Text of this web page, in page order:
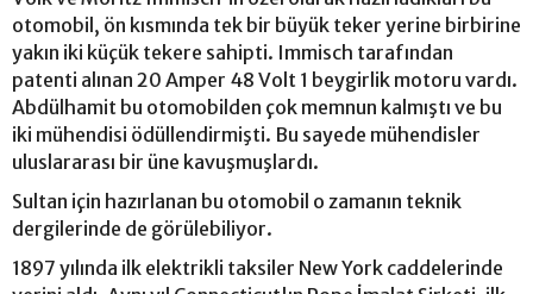
otomobil, ön kısmında tek bir büyük teker yerine birbirine
yakın iki küçük tekere sahipti. Immisch tarafından
patenti alınan 20 Amper 48 Volt 1 beygirlik motoru vardı.
Abdülhamit bu otomobilden çok memnun kalmıştı ve bu
iki mühendisi ödüllendirmişti. Bu sayede mühendisler
uluslararası bir üne kavuşmuşlardı.
Sultan için hazırlanan bu otomobil o zamanın teknik
dergilerinde de görülebiliyor.
1897 yılında ilk elektrikli taksiler New York caddelerinde